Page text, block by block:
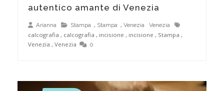
autentico amante di Venezia
Arianna Stampa , Stampa , Venezia Venezia
calcografia , calcografia , incisione , incisione , Stampa ,
Venezia , Venezia 0